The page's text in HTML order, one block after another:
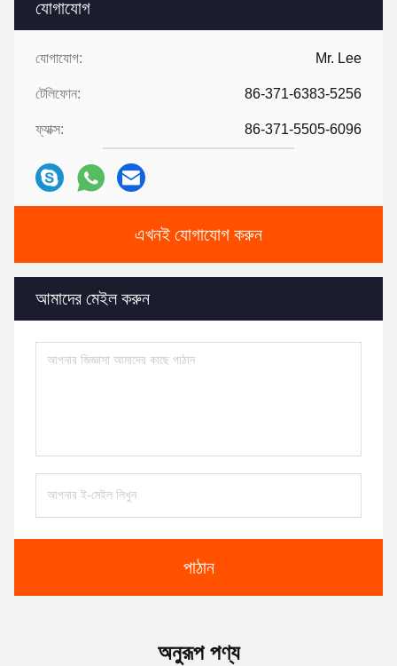
যোগাযোগ
যোগাযোগ: Mr. Lee
টেলিফোন: 86-371-6383-5256
ফ্যাক্স: 86-371-5505-6096
এখনই যোগাযোগ করুন
আমাদের মেইল করুন
পাঠান
অনুরূপ পণ্য